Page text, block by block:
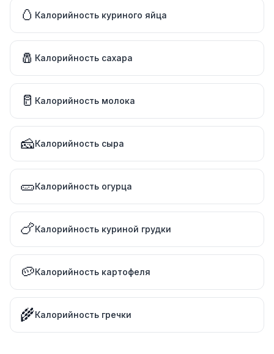
🥚 Калорийность куриного яйца
🧂 Калорийность сахара
🥛 Калорийность молока
🧀Калорийность сыра
🥒Калорийность огурца
🍗Калорийность куриной грудки
🥔Калорийность картофеля
🌾Калорийность гречки